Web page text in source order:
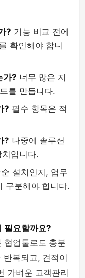
? 기능 비교 전에
확인해야 합니
가? 너무 많은 지
를 만듭니다.
? 필수 항목은 적
? 나중에 솔루션
입니다.
순 설치인지, 업무
구분해야 합니다.
필요할까요?
협업툴로도 충분
복되고, 견적이
가벼운 고객관리